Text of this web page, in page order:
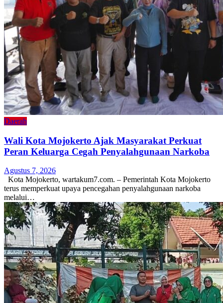
Daerah
Wali Kota Mojokerto Ajak Masyarakat Perkuat
Peran Keluarga Cegah Penyalahgunaan Narkoba
Agustus 7, 2026
Kota Mojokerto, wartakum7.com. – Pemerintah Kota Mojokerto
terus memperkuat upaya pencegahan penyalahgunaan narkoba
melalui…